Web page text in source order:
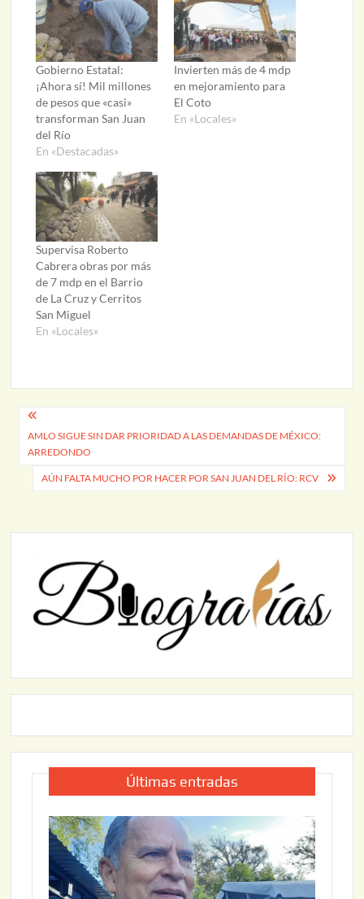
Gobierno Estatal:
¡Ahora sí! Mil millones
de pesos que «casi»
transforman San Juan
del Río
En «Destacadas»
Invierten más de 4 mdp
en mejoramiento para
El Coto
En «Locales»
Supervisa Roberto
Cabrera obras por más
de 7 mdp en el Barrio
de La Cruz y Cerritos
San Miguel
En «Locales»
Navegación
de
entradas
AMLO SIGUE SIN DAR PRIORIDAD A LAS DEMANDAS DE MÉXICO:
ARREDONDO
AÚN FALTA MUCHO POR HACER POR SAN JUAN DEL RÍO: RCV
Últimas entradas